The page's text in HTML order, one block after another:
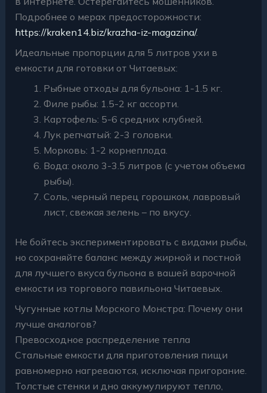
Подробнее о мерах предосторожности:
https://kraken14.biz/krazha-iz-magazina/.
Идеальные пропорции для 5 литров ухи в
емкости для готовки от Читаевых:
Рыбные отходы для бульона: 1-1.5 кг.
Филе рыбы: 1.5-2 кг ассорти.
Картофель: 5-6 средних клубней.
Лук репчатый: 2-3 головки.
Морковь: 1-2 корнеплода.
Вода: около 3-3.5 литров (с учетом объема
рыбы).
Соль, черный перец горошком, лавровый
лист, свежая зелень – по вкусу.
Не бойтесь экспериментировать с видами рыбы,
но сохраняйте баланс между жирной и постной
для лучшего вкуса бульона в вашей варочной
емкости из торгового павильона Читаевых.
Чугунные котлы Морского Монстра: Почему они
лучше аналогов?
Превосходное распределение тепла
Стальные емкости для приготовления пищи
равномерно нагреваются, исключая пригорание.
Толстые стенки и дно аккумулируют тепло,